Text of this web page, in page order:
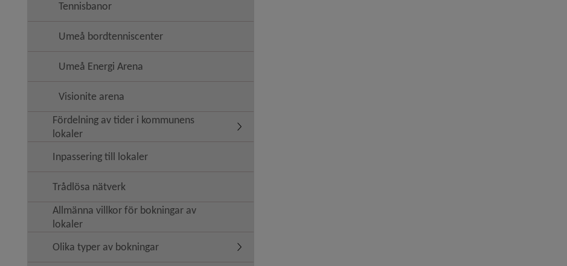
Tennisbanor
Umeå bordtenniscenter
Umeå Energi Arena
Visionite arena
Fördelning av tider i kommunens
lokaler
Undermeny för Fördelning av tider i kommunens lokaler
Inpassering till lokaler
Trådlösa nätverk
Allmänna villkor för bokningar av
lokaler
Olika typer av bokningar
Undermeny för Olika typer av bokningar